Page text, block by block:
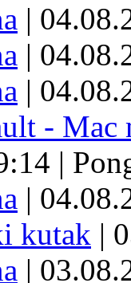
|
|
|
- Mac
|
|
kutak |
|